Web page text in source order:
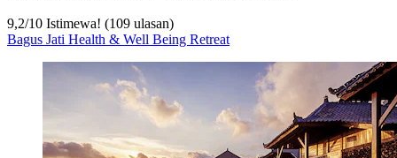
9,2/10 Istimewa! (109 ulasan)
Bagus Jati Health & Well Being Retreat